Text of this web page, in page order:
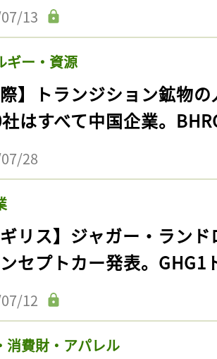
13
ギー・資源
際】トランジション鉱物
社はすべて中国企業。
28
ギリス】ジャガー・ラン
セプトカー発表。GHG1
12
消費財・アパレル